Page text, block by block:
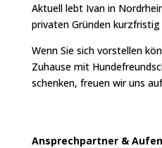
Aktuell lebt Ivan in
privaten Gründen kurzfristig
Wenn Sie sich vorstellen
Zuhause mit
schenken, freuen wir uns
Ansprechpartner &